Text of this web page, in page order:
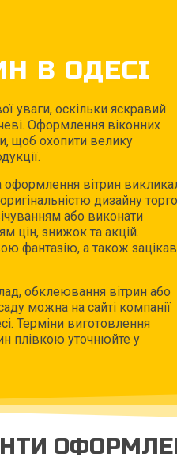
В ОДЕСІ
уваги, оскільки яскравий
Оформлення віконних
щоб охопити велику
вітрин
дизайну
або виконати
цін, знижок та акцій.
фантазію, а також
обклеювання вітрин або
можна на сайті компанії
Терміни виготовлення
плівкою уточнюйте у